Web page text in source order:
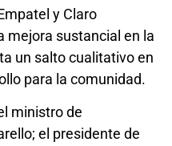
y Claro
mejora sustancial en la
un salto cualitativo en
para la comunidad.
ministro de
el presidente de